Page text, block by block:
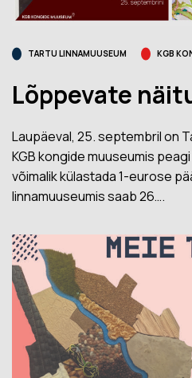
TARTU LINNAMUUSEUM KGB
Lõppevate
Laupäeval, 25. septembril on
KGB kongide muuseumis
võimalik külastada 1-eurose
linnamuuseumis saab 26….